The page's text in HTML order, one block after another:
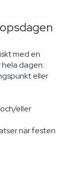
med en
dagen:
eller
eller
när festen